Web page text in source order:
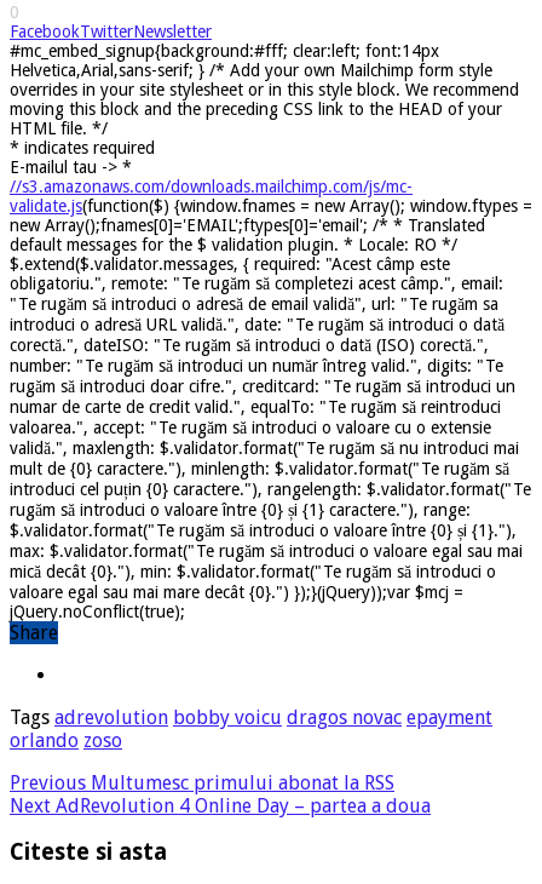
0
FacebookTwitterNewsletter
#mc_embed_signup{background:#fff; clear:left; font:14px
Helvetica,Arial,sans-serif; } /* Add your own Mailchimp form style
overrides in your site stylesheet or in this style block. We recommend
moving this block and the preceding CSS link to the HEAD of your
HTML file. */
* indicates required
E-mailul tau -> *
//s3.amazonaws.com/downloads.mailchimp.com/js/mc-
validate.js(function($) {window.fnames = new Array(); window.ftypes =
new Array();fnames[0]='EMAIL';ftypes[0]='email'; /* * Translated
default messages for the $ validation plugin. * Locale: RO */
$.extend($.validator.messages, { required: "Acest câmp este
obligatoriu.", remote: "Te rugăm să completezi acest câmp.", email:
"Te rugăm să introduci o adresă de email validă", url: "Te rugăm sa
introduci o adresă URL validă.", date: "Te rugăm să introduci o dată
corectă.", dateISO: "Te rugăm să introduci o dată (ISO) corectă.",
number: "Te rugăm să introduci un număr întreg valid.", digits: "Te
rugăm să introduci doar cifre.", creditcard: "Te rugăm să introduci un
numar de carte de credit valid.", equalTo: "Te rugăm să reintroduci
valoarea.", accept: "Te rugăm să introduci o valoare cu o extensie
validă.", maxlength: $.validator.format("Te rugăm să nu introduci mai
mult de {0} caractere."), minlength: $.validator.format("Te rugăm să
introduci cel puțin {0} caractere."), rangelength: $.validator.format("Te
rugăm să introduci o valoare între {0} și {1} caractere."), range:
$.validator.format("Te rugăm să introduci o valoare între {0} și {1}."),
max: $.validator.format("Te rugăm să introduci o valoare egal sau mai
mică decât {0}."), min: $.validator.format("Te rugăm să introduci o
valoare egal sau mai mare decât {0}.") });}(jQuery));var $mcj =
jQuery.noConflict(true);
Share
Tags adrevolution bobby voicu dragos novac epayment
orlando zoso
Previous Multumesc primului abonat la RSS
Next AdRevolution 4 Online Day – partea a doua
Citeste si asta